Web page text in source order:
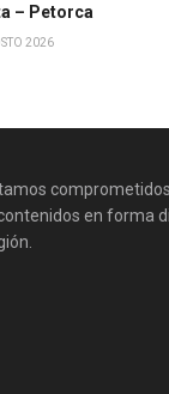
– Petorca
2026
en forma